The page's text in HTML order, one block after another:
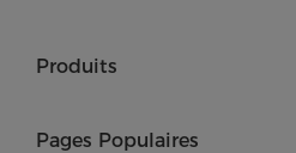
Produits
Pages Populaires